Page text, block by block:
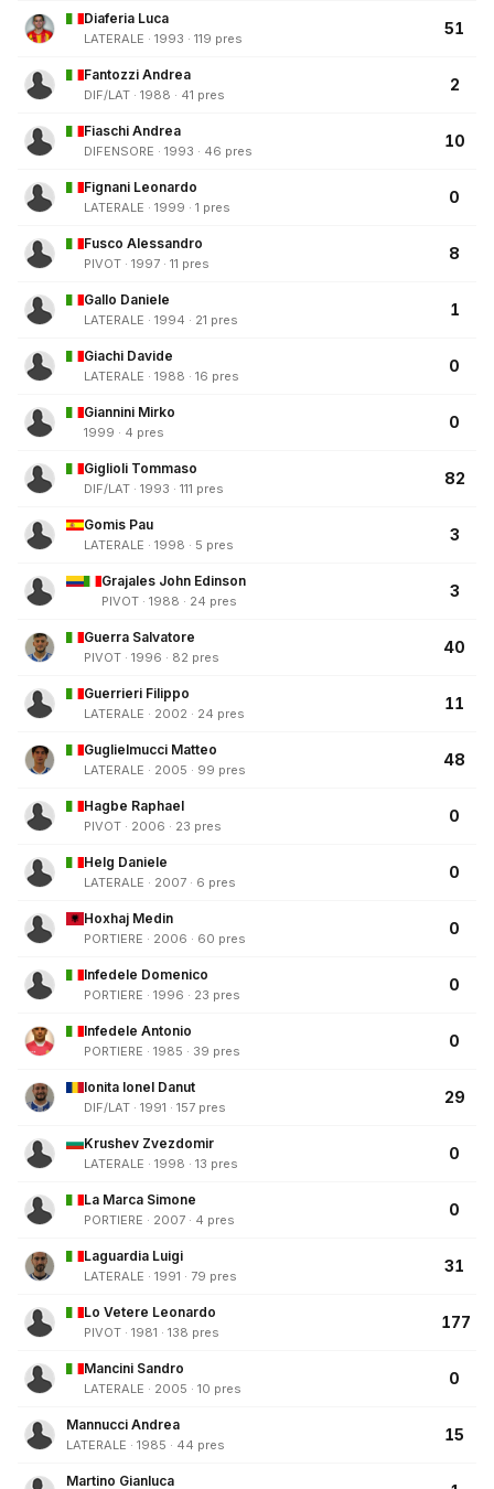
Diaferia Luca
LATERALE · 1993 · 119 pres
51
Fantozzi Andrea
DIF/LAT · 1988 · 41 pres
2
Fiaschi Andrea
DIFENSORE · 1993 · 46 pres
10
Fignani Leonardo
LATERALE · 1999 · 1 pres
0
Fusco Alessandro
PIVOT · 1997 · 11 pres
8
Gallo Daniele
LATERALE · 1994 · 21 pres
1
Giachi Davide
LATERALE · 1988 · 16 pres
0
Giannini Mirko
1999 · 4 pres
0
Giglioli Tommaso
DIF/LAT · 1993 · 111 pres
82
Gomis Pau
LATERALE · 1998 · 5 pres
3
Grajales John Edinson
PIVOT · 1988 · 24 pres
3
Guerra Salvatore
PIVOT · 1996 · 82 pres
40
Guerrieri Filippo
LATERALE · 2002 · 24 pres
11
Guglielmucci Matteo
LATERALE · 2005 · 99 pres
48
Hagbe Raphael
PIVOT · 2006 · 23 pres
0
Helg Daniele
LATERALE · 2007 · 6 pres
0
Hoxhaj Medin
PORTIERE · 2006 · 60 pres
0
Infedele Domenico
PORTIERE · 1996 · 23 pres
0
Infedele Antonio
PORTIERE · 1985 · 39 pres
0
Ionita Ionel Danut
DIF/LAT · 1991 · 157 pres
29
Krushev Zvezdomir
LATERALE · 1998 · 13 pres
0
La Marca Simone
PORTIERE · 2007 · 4 pres
0
Laguardia Luigi
LATERALE · 1991 · 79 pres
31
Lo Vetere Leonardo
PIVOT · 1981 · 138 pres
177
Mancini Sandro
LATERALE · 2005 · 10 pres
0
Mannucci Andrea
LATERALE · 1985 · 44 pres
15
Martino Gianluca